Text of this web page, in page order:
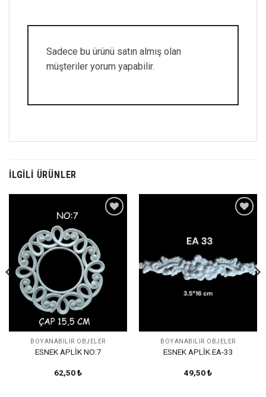
Sadece bu ürünü satın almış olan
müşteriler yorum yapabilir.
İLGILI ÜRÜNLER
BOYANABILIR OBJELER
ESNEK APLİK NO:7
62,50₺
BOYANABILIR OBJELER
ESNEK APLİK EA-33
49,50₺